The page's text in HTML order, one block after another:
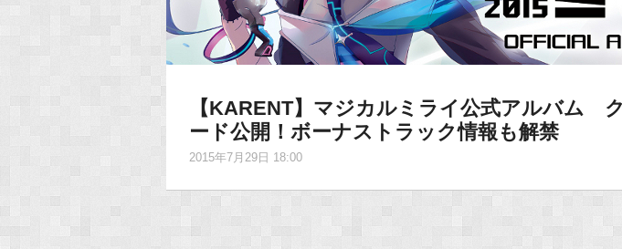
【KARENT】マジカルミライ公式アルバム
ード公開！ボーナストラック情報も解禁
2015年7月29日 18:00